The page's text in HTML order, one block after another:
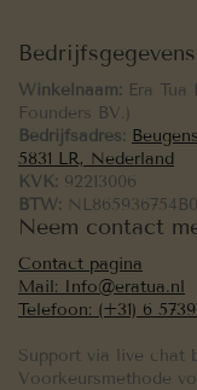
Bedrijfsgegevens
Winkelnaam: Era Tua
Founders BV.)
Bedrijfsadres:
5831 LR, Nederland
KVK: 92213006
BTW:
Neem contact
Contact pagina
Mail: Info@eratua.nl
Telefoon: (+31) 6
Support via live chat
Voorkeursmethode